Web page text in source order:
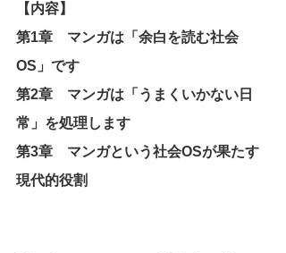
【内容】
第1章　マンガは「余白を読む社会
OS」です
第2章　マンガは「うまくいかない日
常」を処理します
第3章　マンガという社会OSが果たす
現代的役割